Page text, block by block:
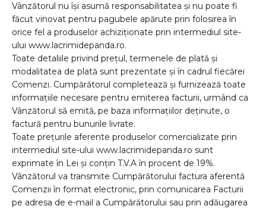
Vânzătorul nu își asumă responsabilitatea și nu poate fi
făcut vinovat pentru pagubele apărute prin folosirea în
orice fel a produselor achiziționate prin intermediul site-
ului www.lacrimidepanda.ro.
Toate detaliile privind prețul, termenele de plată și
modalitatea de plată sunt prezentate și în cadrul fiecărei
Comenzi. Cumpărătorul completează și furnizează toate
informațiile necesare pentru emiterea facturii, urmând ca
Vânzătorul să emită, pe baza informațiilor deținute, o
factură pentru bunurile livrate.
Toate prețurile aferente produselor comercializate prin
intermediul site-ului www.lacrimidepanda.ro sunt
exprimate în Lei și conțin T.V.A în procent de 19%.
Vânzătorul va transmite Cumpărătorului factura aferentă
Comenzii în format electronic, prin comunicarea Facturii
pe adresa de e-mail a Cumpărătorului sau prin adăugarea